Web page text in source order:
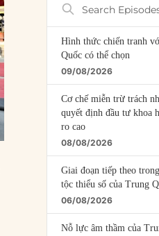
Episodes
Hình thức chiến tranh
Quốc có thể chọn
09/08/2026
Cơ chế miễn trừ trách
quyết định đầu tư khoa
ro cao
08/08/2026
Giai đoạn tiếp theo
tộc thiểu số của Trung
06/08/2026
Nỗ lực âm thầm của